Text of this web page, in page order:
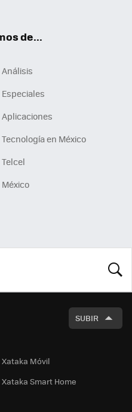
de...
Análisis
Especiales
Aplicaciones
Tecnología en México
Telcel
México
SUBIR
Xataka Móvil
Xataka Smart Home